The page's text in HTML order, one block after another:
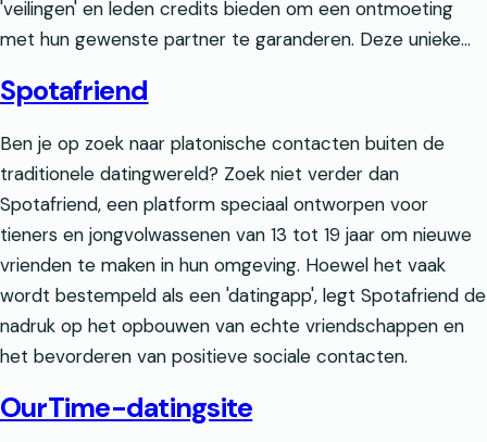
'veilingen' en leden credits bieden om een ontmoeting
met hun gewenste partner te garanderen. Deze unieke...
Spotafriend
Ben je op zoek naar platonische contacten buiten de
traditionele datingwereld? Zoek niet verder dan
Spotafriend, een platform speciaal ontworpen voor
tieners en jongvolwassenen van 13 tot 19 jaar om nieuwe
vrienden te maken in hun omgeving. Hoewel het vaak
wordt bestempeld als een 'datingapp', legt Spotafriend de
nadruk op het opbouwen van echte vriendschappen en
het bevorderen van positieve sociale contacten.
OurTime-datingsite